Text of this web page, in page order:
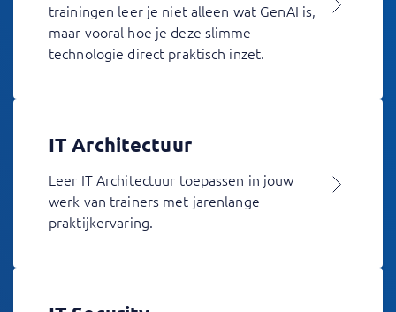
trainingen leer je niet alleen wat GenAI is,
maar vooral hoe je deze slimme
technologie direct praktisch inzet.
IT Architectuur
Leer IT Architectuur toepassen in jouw
werk van trainers met jarenlange
praktijkervaring.